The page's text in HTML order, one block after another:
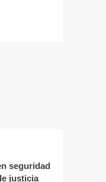
seguridad
justicia